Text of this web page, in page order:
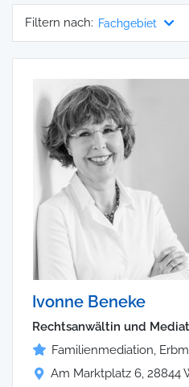
Ihre Mediation auswählen und
Wir selbst vermitteln keine
Filtern nach: Fachgebiet
Ivonne Beneke
Rechtsanwältin und
Familienmediation,
Am Marktplatz 6, 28844